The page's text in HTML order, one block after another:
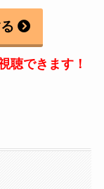
聴できます！